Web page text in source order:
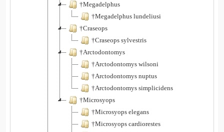
†Megadelphus
†Megadelphus lundeliusi
†Craseops
†Craseops sylvestris
†Arctodontomys
†Arctodontomys wilsoni
†Arctodontomys nuptus
†Arctodontomys simplicidens
†Microsyops
†Microsyops elegans
†Microsyops cardiorestes